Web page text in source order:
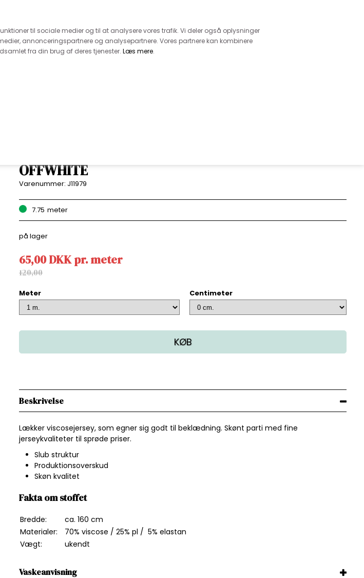
til sociale medier og til at analysere vores trafik. Vi deler også oplysninger
annonceringspartnere og analysepartnere. Vores partnere kan kombinere
fra din brug af deres tjenester. Læs mere.
OFFWHITE
Varenummer: J11979
7.75 meter
på lager
65,00DKKpr.meter
120,00
Meter Centimeter
KØB
Beskrivelse
Lækker viscosejersey, som egner sig godt til beklædning. Skønt parti med fine
jerseykvaliteter til sprøde priser.
Slub struktur
Produktionsoverskud
Skøn kvalitet
Fakta om stoffet
Bredde:
ca. 160 cm
Materialer:
70% viscose / 25% pl / 5% elastan
Vægt:
ukendt
Vaskeanvisning